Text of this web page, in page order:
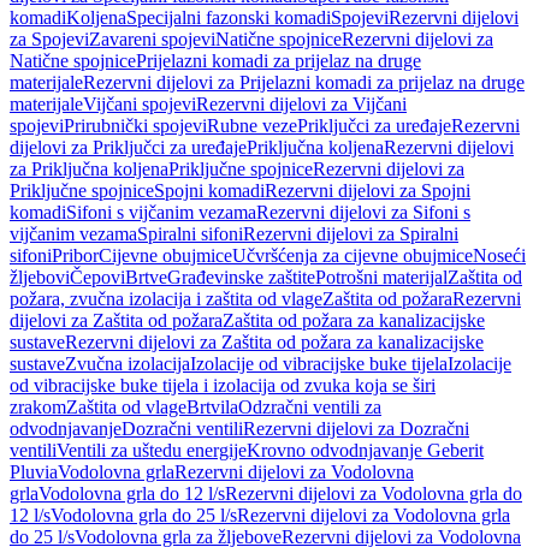
komadiKoljenaSpecijalni fazonski komadiSpojeviRezervni dijelovi
za SpojeviZavareni spojeviNatične spojniceRezervni dijelovi za
Natične spojnicePrijelazni komadi za prijelaz na druge
materijaleRezervni dijelovi za Prijelazni komadi za prijelaz na druge
materijaleVijčani spojeviRezervni dijelovi za Vijčani
spojeviPrirubnički spojeviRubne vezePriključci za uređajeRezervni
dijelovi za Priključci za uređajePriključna koljenaRezervni dijelovi
za Priključna koljenaPriključne spojniceRezervni dijelovi za
Priključne spojniceSpojni komadiRezervni dijelovi za Spojni
komadiSifoni s vijčanim vezamaRezervni dijelovi za Sifoni s
vijčanim vezamaSpiralni sifoniRezervni dijelovi za Spiralni
sifoniPriborCijevne obujmiceUčvršćenja za cijevne obujmiceNoseći
žljeboviČepoviBrtveGrađevinske zaštitePotrošni materijalZaštita od
požara, zvučna izolacija i zaštita od vlageZaštita od požaraRezervni
dijelovi za Zaštita od požaraZaštita od požara za kanalizacijske
sustaveRezervni dijelovi za Zaštita od požara za kanalizacijske
sustaveZvučna izolacijaIzolacije od vibracijske buke tijelaIzolacije
od vibracijske buke tijela i izolacija od zvuka koja se širi
zrakomZaštita od vlageBrtvilaOdzračni ventili za
odvodnjavanjeDozračni ventiliRezervni dijelovi za Dozračni
ventiliVentili za uštedu energijeKrovno odvodnjavanje Geberit
PluviaVodolovna grlaRezervni dijelovi za Vodolovna
grlaVodolovna grla do 12 l/sRezervni dijelovi za Vodolovna grla do
12 l/sVodolovna grla do 25 l/sRezervni dijelovi za Vodolovna grla
do 25 l/sVodolovna grla za žljeboveRezervni dijelovi za Vodolovna